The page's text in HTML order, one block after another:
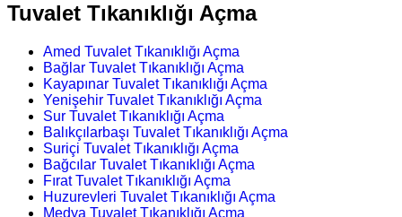
Tuvalet Tıkanıklığı Açma
Amed Tuvalet Tıkanıklığı Açma
Bağlar Tuvalet Tıkanıklığı Açma
Kayapınar Tuvalet Tıkanıklığı Açma
Yenişehir Tuvalet Tıkanıklığı Açma
Sur Tuvalet Tıkanıklığı Açma
Balıkçılarbaşı Tuvalet Tıkanıklığı Açma
Suriçi Tuvalet Tıkanıklığı Açma
Bağcılar Tuvalet Tıkanıklığı Açma
Fırat Tuvalet Tıkanıklığı Açma
Huzurevleri Tuvalet Tıkanıklığı Açma
Medya Tuvalet Tıkanıklığı Açma